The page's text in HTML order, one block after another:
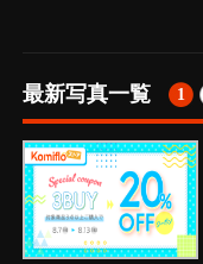
最新写真一覧 1